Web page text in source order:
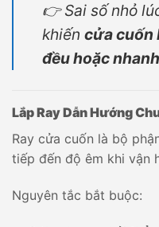
👉 Sai số nhỏ
khiến cửa cuốn
đều hoặc
Lắp Ray Dẫn Hướng
Ray cửa cuốn là bộ
tiếp đến độ êm khi vận
Nguyên tắc bắt buộc: